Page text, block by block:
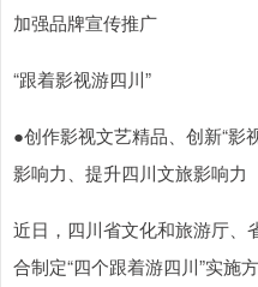
加强品牌宣传推广
“跟着影视游四川”
●创作影视文艺精品、创新“影
影响力、提升四川文旅影响力
近日，四川省文化和旅游厅、
合制定“四个跟着游四川”实施